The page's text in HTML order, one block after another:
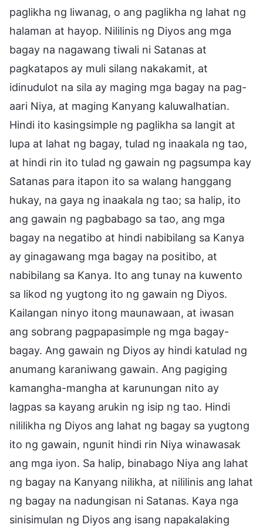
paglikha ng liwanag, o ang paglikha ng lahat ng
halaman at hayop. Nililinis ng Diyos ang mga
bagay na nagawang tiwali ni Satanas at
pagkatapos ay muli silang nakakamit, at
idinudulot na sila ay maging mga bagay na pag-
aari Niya, at maging Kanyang kaluwalhatian.
Hindi ito kasingsimple ng paglikha sa langit at
lupa at lahat ng bagay, tulad ng inaakala ng tao,
at hindi rin ito tulad ng gawain ng pagsumpa kay
Satanas para itapon ito sa walang hanggang
hukay, na gaya ng inaakala ng tao; sa halip, ito
ang gawain ng pagbabago sa tao, ang mga
bagay na negatibo at hindi nabibilang sa Kanya
ay ginagawang mga bagay na positibo, at
nabibilang sa Kanya. Ito ang tunay na kuwento
sa likod ng yugtong ito ng gawain ng Diyos.
Kailangan ninyo itong maunawaan, at iwasan
ang sobrang pagpapasimple ng mga bagay-
bagay. Ang gawain ng Diyos ay hindi katulad ng
anumang karaniwang gawain. Ang pagiging
kamangha-mangha at karunungan nito ay
lagpas sa kayang arukin ng isip ng tao. Hindi
nililikha ng Diyos ang lahat ng bagay sa yugtong
ito ng gawain, ngunit hindi rin Niya winawasak
ang mga iyon. Sa halip, binabago Niya ang lahat
ng bagay na Kanyang nilikha, at nililinis ang lahat
ng bagay na nadungisan ni Satanas. Kaya nga
sinisimulan ng Diyos ang isang napakalaking